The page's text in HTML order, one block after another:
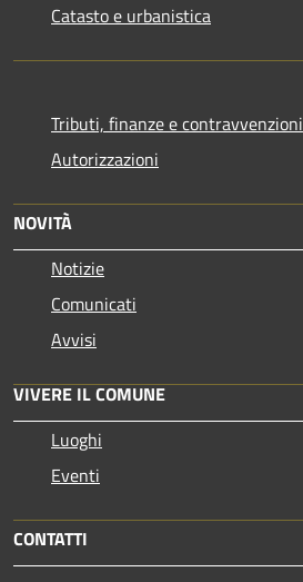
Catasto e urbanistica
Tributi, finanze e contravvenzioni
Autorizzazioni
NOVITÀ
Notizie
Comunicati
Avvisi
VIVERE IL COMUNE
Luoghi
Eventi
CONTATTI